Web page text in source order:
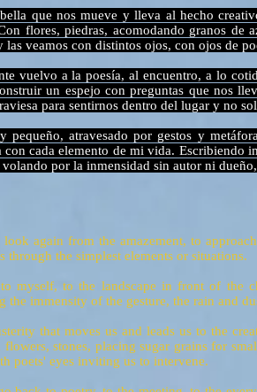
que nos mueve y lleva al hecho
flores, piedras, acomodando granos de
las veamos con distintos ojos, con ojos de
vuelvo a la poesía, al encuentro, a lo
un espejo con preguntas que nos
para sentirnos dentro del lugar y no
pequeño, atravesado por gestos y
cada elemento de mi vida. Escribiendo
por la inmensidad sin autor ni
again from the amazement, to
through the simplest elements or situations.
myself, to the landscape in front of the
the immensity of the gesture, the rain and
that moves us and leads us to the
stones, placing sugar grains for
poets' eyes inviting us to intervene.